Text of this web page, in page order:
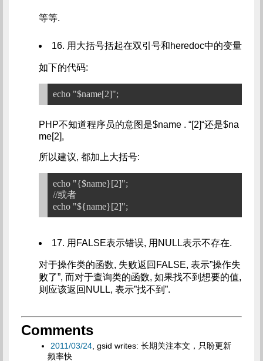
等等.
16. 用大括号括起在双引号和heredoc中的变量
如下的代码:
PHP不知道程序员的意图是$name . “[2]“还是$na
me[2],
所以建议, 都加上大括号:
echo "{$name}[2]";
//或者
17. 用FALSE表示错误, 用NULL表示不存在.
对于操作类的函数, 失败返回FALSE, 表示”操作失
败了”, 而对于查询类的函数, 如果找不到想要的值,
则应该返回NULL, 表示”找不到”.
Comments
2011/03/24, gsid writes: 长期关注本文，只盼更新
频率快